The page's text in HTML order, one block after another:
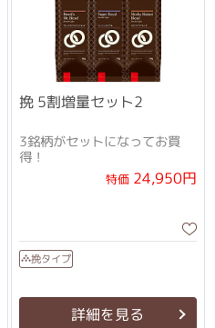
挽 5割増量セット2
3銘柄がセットになってお買
得！
特価24,950円
挽タイプ
詳細を見る